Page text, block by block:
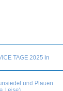
TAGE 2025 in
und Plauen